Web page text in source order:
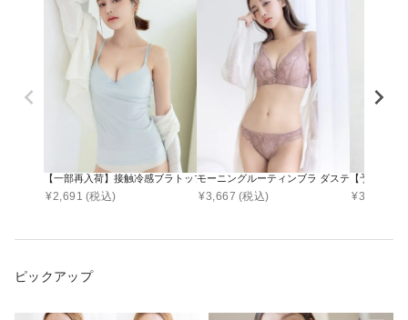
【一部再入荷】接触冷感ブラトップ 深V型/U型/汗取りパッド付き 選べる3タイ
¥2,691 (税込)
モーニングルーティンブラ ダスティフルール
¥3,667 (税込)
【予約販売
¥3,290
ピックアップ